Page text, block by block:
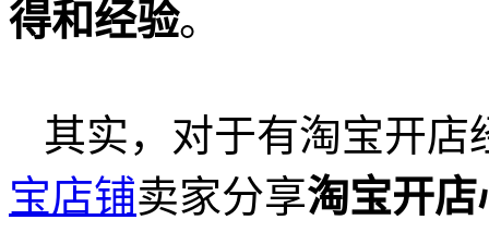
得和经验。
其实，对于有淘宝开店
宝店铺卖家分享淘宝开